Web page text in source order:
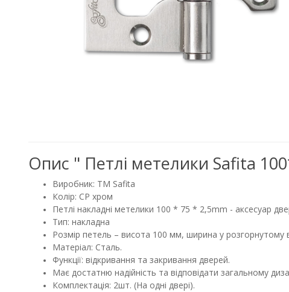
Опис " Петлі метелики Safita
Виробник: ТМ Safita
Колір: CP хром
Петлі накладні метелики 100 * 75 * 2,5mm - аксесуар
Тип: накладна
Розмір петель – висота 100 мм, ширина у
Матеріал: Сталь.
Функції: відкривання та закривання дверей.
Має достатню надійність та відповідати загальному
Комплектація: 2шт. (На одні двері).